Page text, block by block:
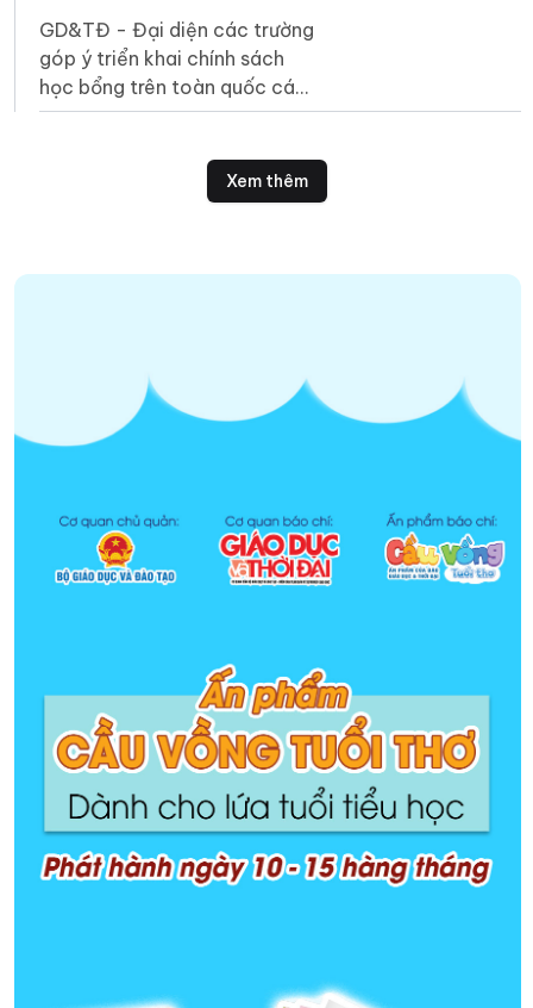
GD&TĐ - Đại diện các trường
góp ý triển khai chính sách
học bổng trên toàn quốc các
ngành khoa học cơ bản, kỹ
Xem thêm